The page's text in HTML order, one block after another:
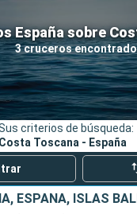
España sobre
3 cruceros
criterios de búsqueda:
Costa Toscana - España